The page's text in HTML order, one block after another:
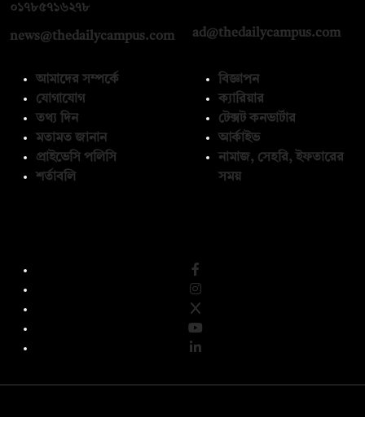
০১৭৮৫৭১৬২৭৮
news@thedailycampus.com ad@thedailycampus.com
আমাদের সম্পর্কে
যোগাযোগ
তথ্য দিন
মতামত জানান
প্রাইভেসি পলিসি
শর্তাবলি
বিজ্ঞাপন
ক্যারিয়ার
টেক্সট কনভার্টার
আর্কাইভ
নামাজ, সেহরি, ইফতারের
সময়